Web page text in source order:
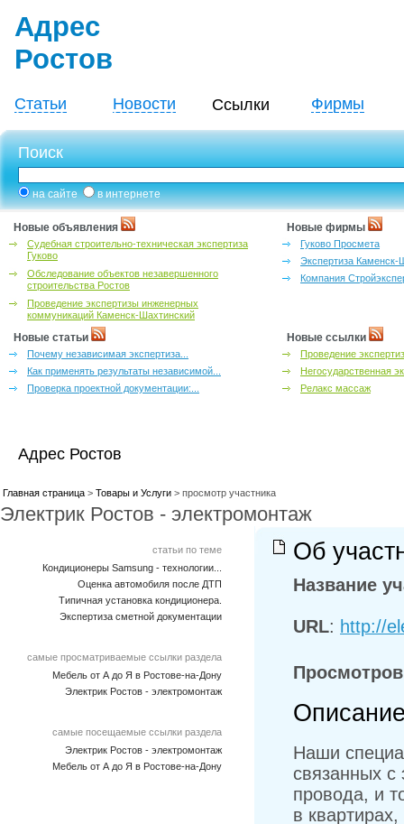
Адрес
Ростов
Статьи Новости Ссылки Фирмы
Поиск
на сайте в интернете
Новые объявления
Судебная строительно-техническая экспертиза
Гуково
Обследование объектов незавершенного
строительства Ростов
Проведение экспертизы инженерных
коммуникаций Каменск-Шахтинский
Новые фирмы
Гуково Просмета
Экспертиза Каменск-
Компания
Новые статьи
Почему независимая экспертиза...
Как применять результаты независимой...
Проверка проектной документации:...
Новые ссылки
Проведение
Негосударственная
Релакс массаж
Адрес Ростов
Главная страница > Товары и Услуги > просмотр участника
Электрик Ростов - электромонтаж
статьи по теме
Кондиционеры Samsung - технологии...
Оценка автомобиля после ДТП
Типичная установка кондиционера.
Экспертиза сметной документации
самые просматриваемые ссылки раздела
Мебель от А до Я в Ростове-на-Дону
Электрик Ростов - электромонтаж
самые посещаемые ссылки раздела
Электрик Ростов - электромонтаж
Мебель от А до Я в Ростове-на-Дону
Об
Название
URL: http://
Просмотров
Наши
связанных с
провода, и
в